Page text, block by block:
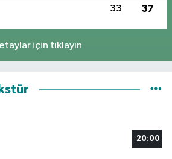
33 37
için tıklayın
20:00